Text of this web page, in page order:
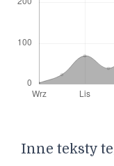
Inne teksty